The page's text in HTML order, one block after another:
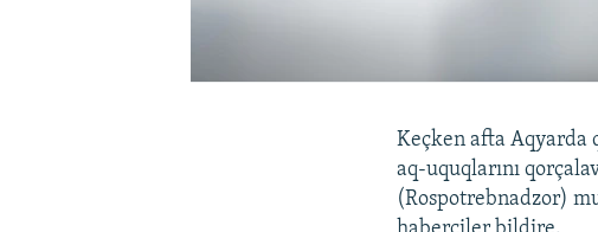
Keçken afta Aqyarda
aq-uquqlarını
(Rospotrebnadzor)